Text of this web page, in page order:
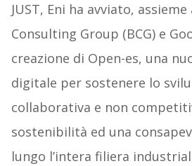
JUST, Eni ha avviato,
Consulting Group (BCG) e
creazione di Open-es, una
digitale per sostenere lo
collaborativa e non
sostenibilità ed una
lungo l’intera filiera